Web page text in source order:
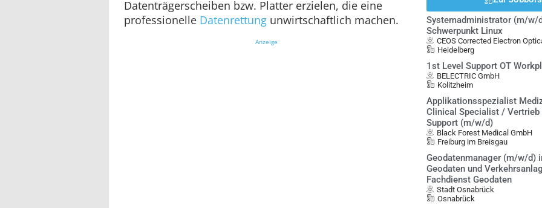
Datenträgerscheiben bzw. Platter erzielen, die eine
professionelle Datenrettung unwirtschaftlich machen.
Anzeige
Systemadministrator (m/w/
Schwerpunkt Linux
CEOS Corrected Electron
Heidelberg
1st Level Support OT
BELECTRIC GmbH
Kolitzheim
Applikationsspezialist
Clinical Specialist / Vertrieb
Support (m/w/d)
Black Forest Medical GmbH
Freiburg im Breisgau
Geodatenmanager (m/w/d)
Geodaten und
Fachdienst Geodaten
Stadt Osnabrück
Osnabrück